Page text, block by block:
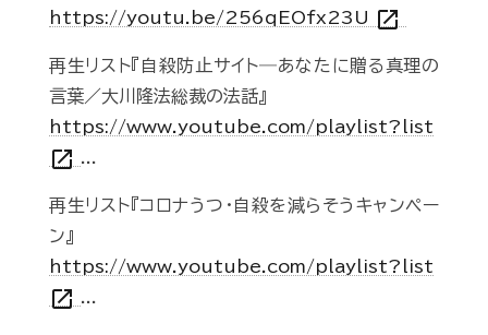
https://youtu.be/256qEOfx23U open_in_new
再生リスト『自殺防止サイト―あなたに贈る真理の
言葉／大川隆法総裁の法話』
https://www.youtube.com/playlist?list
open_in_new ...
再生リスト『コロナうつ・自殺を減らそうキャンペー
ン』
https://www.youtube.com/playlist?list
open_in_new ...